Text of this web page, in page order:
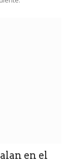
en el